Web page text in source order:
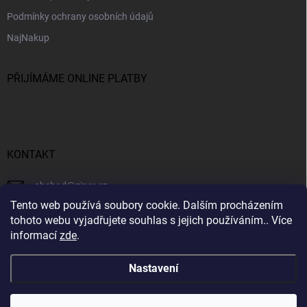
Tento web používá soubory cookie. Dalším procházením
tohoto webu vyjadřujete souhlas s jejich používáním.. Více
informací zde.
Nastavení
Podmínky ochrany osobních údajů
NajNakup
PŘIJÍMÁME ONLINE PLATBY
KONTAKT
obchod@ziner.cz
728 355 665